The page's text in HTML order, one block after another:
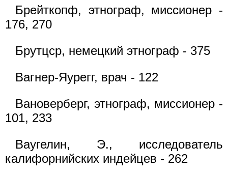
Брейткопф, этнограф, миссионер -
176, 270
Брутцср, немецкий этнограф - 375
Вагнер-Яурегг, врач - 122
Вановерберг, этнограф, миссионер -
101, 233
Ваугелин, Э., исследователь
калифорнийских индейцев - 262